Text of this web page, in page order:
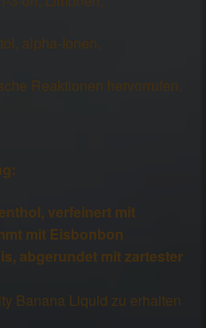
alpha-Ionen,
Reaktionen hervorrufen.
verfeinert mit
mit Eisbonbon
abgerundet mit zartester
Banana Liquid zu erhalten